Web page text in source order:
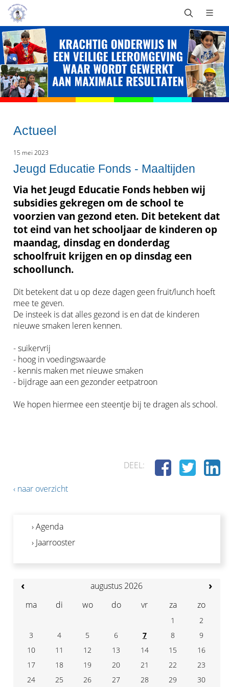
Actueel
15 mei 2023
Jeugd Educatie Fonds - Maaltijden
Via het Jeugd Educatie Fonds hebben wij
subsidies gekregen om de school te
voorzien van gezond eten. Dit betekent dat
tot eind van het schooljaar de kinderen op
maandag, dinsdag en donderdag
schoolfruit krijgen en op dinsdag een
schoollunch.
Dit betekent dat u op deze dagen geen fruit/lunch hoeft
mee te geven.
De insteek is dat alles gezond is en dat de kinderen
nieuwe smaken leren kennen.
- suikervrij
- hoog in voedingswaarde
- kennis maken met nieuwe smaken
- bijdrage aan een gezonder eetpatroon
We hopen hiermee een steentje bij te dragen als school.
DEEL:
‹ naar overzicht
› Agenda
› Jaarrooster
‹ ›
augustus 2026
ma
di wo do vr za zo
1
2
3
4 5 6 7 8
9
10
11 12 13 14 15
16
17
18 19 20 21 22
23
24
25 26 27 28 29 30